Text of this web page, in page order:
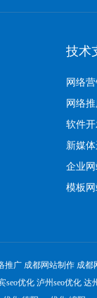
技术
网络
网络
软件
新媒
企业
模板
推广 成都网站制作 成都
seo优化 泸州seo优化 达